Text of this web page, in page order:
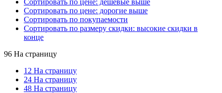
Сортировать по цене: дорогие выше
Сортировать по покупаемости
Сортировать по размеру скидки: высокие скидки в
конце
96 На страницу
12 На страницу
24 На страницу
48 На страницу